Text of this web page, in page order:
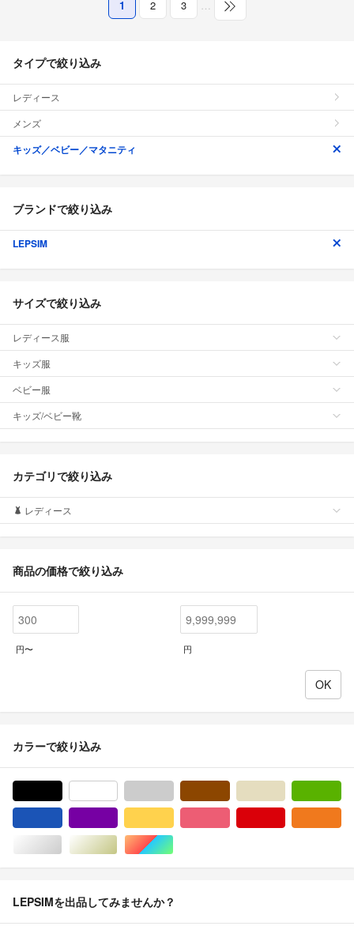
1 2 3 …
タイプで絞り込み
レディース
メンズ
キッズ／ベビー／マタニティ
ブランドで絞り込み
LEPSIM
サイズで絞り込み
レディース服
キッズ服
ベビー服
キッズ/ベビー靴
カテゴリで絞り込み
レディース
商品の価格で絞り込み
円〜 円
カラーで絞り込み
シルバー/銀色系ゴールド/金色系マルチカラー
LEPSIMを出品してみませんか？